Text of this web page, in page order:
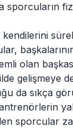
sporcuların
olan
gelişmeye
da sıkça
sporcular